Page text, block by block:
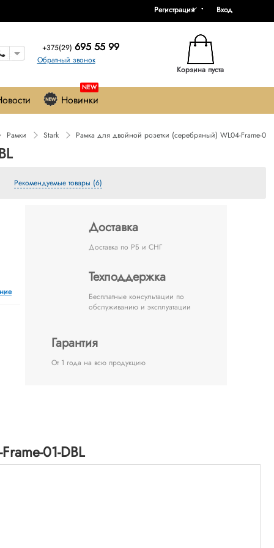
Вход
Регистрация
Корзина пуста
+375(29) 695 55 99
Обратный звонок
NEW
Новинки
Рамки Stark Рамка для двойной розетки (серебряный) WL04-Frame-01-
Рекомендуемые товары (6)
Доставка
Доставка по РБ и СНГ
Техподдержка
Бесплатные консультации по
обслуживанию и эксплуатации
Гарантия
От 1 года на всю продукцию
01-DBL